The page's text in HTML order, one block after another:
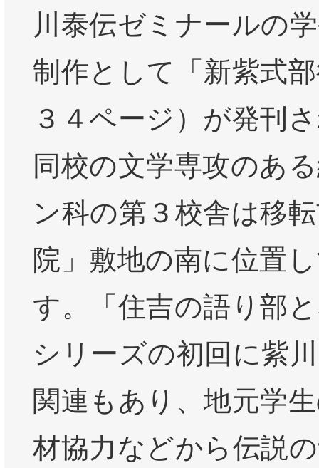
川泰伝ゼミナールの
制作として「新紫式
３４ページ）が発刊
同校の文学専攻のあ
ン科の第３校舎は移
院」敷地の南に位置
す。「住吉の語り部
シリーズの初回に紫
関連もあり、地元学
材協力などから伝説